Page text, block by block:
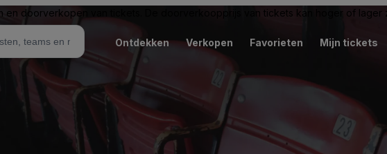
en doorverkopen van tickets. De doorverkoopprijs van tickets kan hoger of lager
Ontdekken Verkopen Favorieten Mijn tickets